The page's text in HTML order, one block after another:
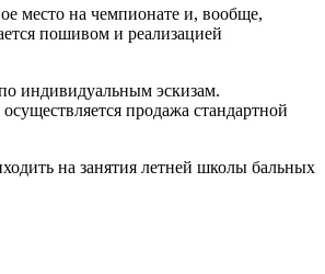
место на чемпионате и, вообще,
пошивом и реализацией
индивидуальным эскизам.
продажа стандартной
на занятия летней школы бальных